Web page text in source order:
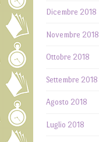
Dicembre 2018
Novembre 2018
Ottobre 2018
Settembre 2018
Agosto 2018
Luglio 2018